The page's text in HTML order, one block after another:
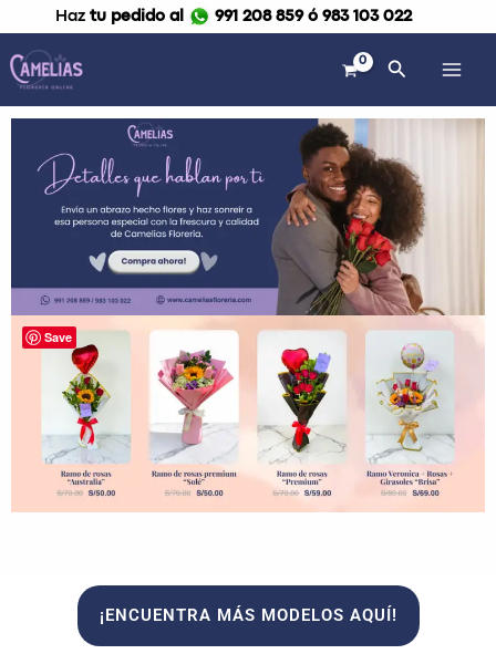
al
contenido
Haz tu pedido al 991 208 859 ó 983 103 022
Buscar
¡ENCUENTRA MÁS MODELOS AQUÍ!
Save